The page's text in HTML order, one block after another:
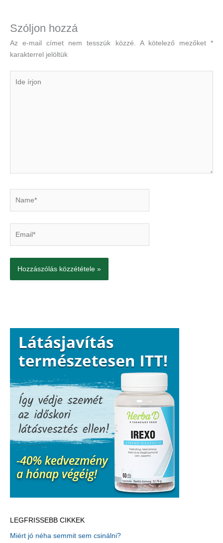
Szóljon hozzá
Az e-mail címet nem tesszük közzé. A kötelező mezőket*
karakterrel jelöltük
LEGFRISSEBB CIKKEK
Miért jó néha semmit sem csinálni?